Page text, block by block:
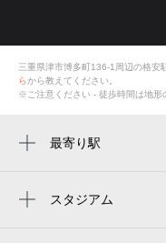
三重県津市博多町136-1 周辺の格安
らから教えてください。
※ご注意ください - 徒歩時間は地形
最寄り駅
スタジアム